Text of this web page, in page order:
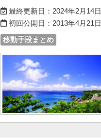
最終更新日： 2024年2月14日
初回公開日： 2013年4月21日
移動手段まとめ